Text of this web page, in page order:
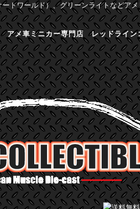
トワールド）、グリーンライトなど
アメ車ミニカー専門店 レッドライン